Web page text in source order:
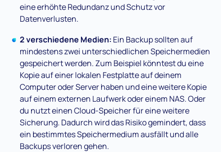
eine erhöhte Redundanz und Schutz vor
Datenverlusten.
2 verschiedene Medien: Ein Backup sollten auf
mindestens zwei unterschiedlichen Speichermedien
gespeichert werden. Zum Beispiel könntest du eine
Kopie auf einer lokalen Festplatte auf deinem
Computer oder Server haben und eine weitere Kopie
auf einem externen Laufwerk oder einem NAS. Oder
du nutzt einen Cloud-Speicher für eine weitere
Sicherung. Dadurch wird das Risiko gemindert, dass
ein bestimmtes Speichermedium ausfällt und alle
Backups verloren gehen.